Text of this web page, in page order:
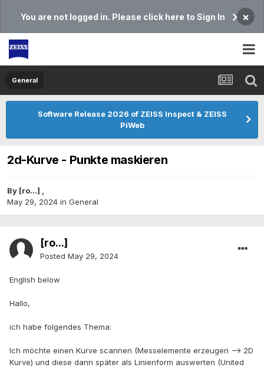
You are not logged in. Please click here to Sign In ×
General
Software Release 2026 of ZEISS Inspect & ZEISS
PiWeb
2d-Kurve - Punkte maskieren
By [ro...] ,
May 29, 2024 in General
[ro...]
Posted May 29, 2024
English below
Hallo,
ich habe folgendes Thema:
Ich möchte einen Kurve scannen (Messelemente erzeugen --> 2D
Kurve) und diese dann später als Linienform auswerten (United